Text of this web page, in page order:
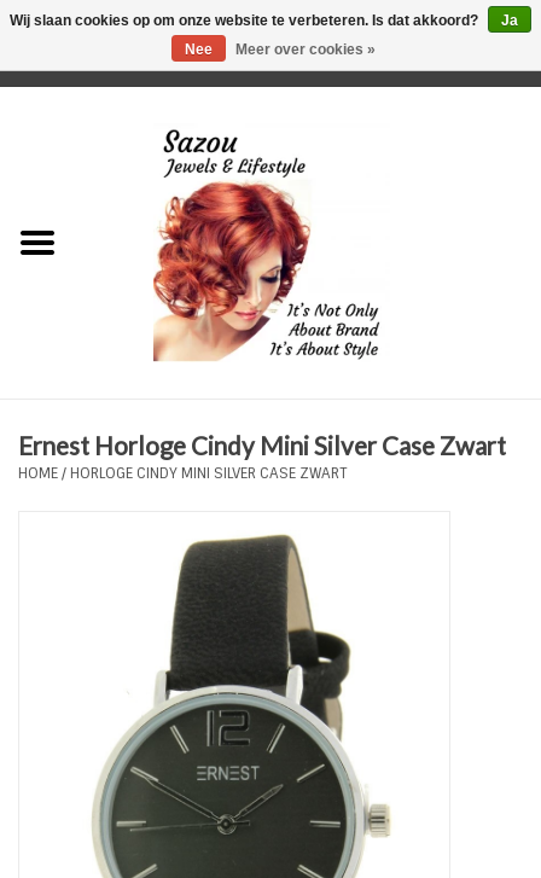
Just for Him
Plus Size Sieraden
Zonnebrillen
ON THE BEACH
Ernest Horloge Cindy Mini Silver Case Zwart
HOME/ HORLOGE CINDY MINI SILVER CASE ZWART
Wij slaan cookies op om onze website te verbeteren. Is dat akkoord?
Ja
Nee
Meer over cookies »